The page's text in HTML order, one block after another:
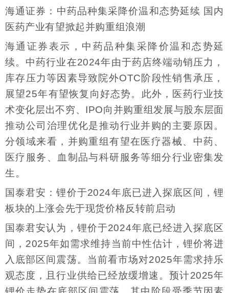
海通证券：中药品种集采降价温和态势延续 国内
医药产业有望掀起并购重组浪潮
海通证券表示，中药品种集采降价温和态势延
续。中药行业在2024年由于药店终端动销压力，
库存压力等因素导致院外OTC阶段性销售承压，
展望25年有望恢复向好态势。此外，医药行业技
术变化层出不穷、IPO向并购重组发展与股东层面
推动公司治理优化是推动行业并购的主要原因。
分领域来看，并购重组有望在医疗器械、中药、
医疗服务、血制品与科研服务等细分行业密集发
生。
国泰君安：锂价于2024年底已进入探底区间，锂
板块的上涨会先于现货价格反转前启动
国泰君安认为，锂价于2024年底已经进入探底区
间，2025年如需求维持当前中性估计，锂价将进
入底部区间震荡。当前看市场对2025年需求持乐
观态度，且行业供给已经放缓增速。预计2025年